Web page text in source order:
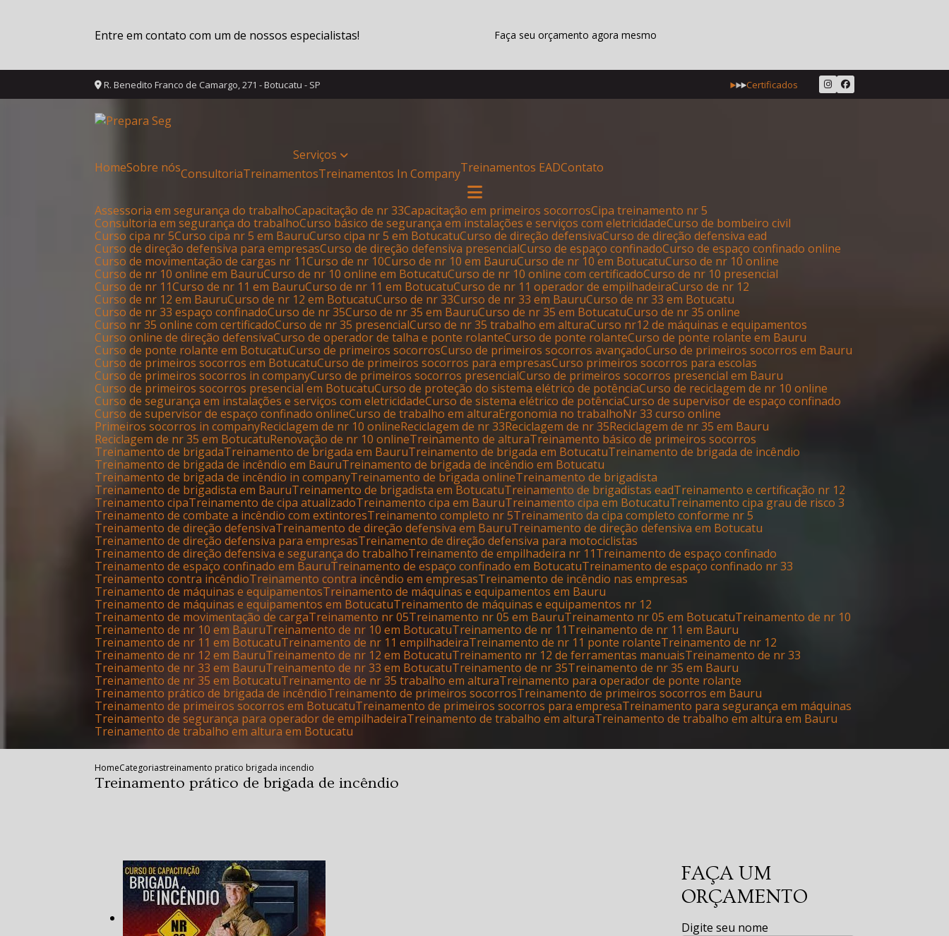
Entre em contato com um de nossos especialistas! Faça seu orçamento agora mesmo
R. Benedito Franco de Camargo, 271 - Botucatu - SP Certificados
Home Sobre nós
Serviços
Consultoria Treinamentos Treinamentos In Company Treinamentos EAD Contato
Assessoria em segurança do trabalho Capacitação de nr 33 Capacitação em primeiros socorros Cipa treinamento nr 5
Consultoria em segurança do trabalho Curso básico de segurança em instalações e serviços com eletricidade Curso de bombeiro civil
Curso cipa nr 5 Curso cipa nr 5 em Bauru Curso cipa nr 5 em Botucatu Curso de direção defensiva Curso de direção defensiva ead
Curso de direção defensiva para empresas Curso de direção defensiva presencial Curso de espaço confinado Curso de espaço confinado online
Curso de movimentação de cargas nr 11 Curso de nr 10 Curso de nr 10 em Bauru Curso de nr 10 em Botucatu Curso de nr 10 online
Curso de nr 10 online em Bauru Curso de nr 10 online em Botucatu Curso de nr 10 online com certificado Curso de nr 10 presencial
Curso de nr 11 Curso de nr 11 em Bauru Curso de nr 11 em Botucatu Curso de nr 11 operador de empilhadeira Curso de nr 12
Curso de nr 12 em Bauru Curso de nr 12 em Botucatu Curso de nr 33 Curso de nr 33 em Bauru Curso de nr 33 em Botucatu
Curso de nr 33 espaço confinado Curso de nr 35 Curso de nr 35 em Bauru Curso de nr 35 em Botucatu Curso de nr 35 online
Curso nr 35 online com certificado Curso de nr 35 presencial Curso de nr 35 trabalho em altura Curso nr12 de máquinas e equipamentos
Curso online de direção defensiva Curso de operador de talha e ponte rolante Curso de ponte rolante Curso de ponte rolante em Bauru
Curso de ponte rolante em Botucatu Curso de primeiros socorros Curso de primeiros socorros avançado Curso de primeiros socorros em Bauru
Curso de primeiros socorros em Botucatu Curso de primeiros socorros para empresas Curso primeiros socorros para escolas
Curso de primeiros socorros in company Curso de primeiros socorros presencial Curso de primeiros socorros presencial em Bauru
Curso de primeiros socorros presencial em Botucatu Curso de proteção do sistema elétrico de potência Curso de reciclagem de nr 10 online
Curso de segurança em instalações e serviços com eletricidade Curso de sistema elétrico de potência Curso de supervisor de espaço confinado
Curso de supervisor de espaço confinado online Curso de trabalho em altura Ergonomia no trabalho
Nr 33 curso online
Primeiros socorros in company Reciclagem de nr 10 online Reciclagem de nr 33 Reciclagem de nr 35 Reciclagem de nr 35 em Bauru
Reciclagem de nr 35 em Botucatu Renovação de nr 10 online Treinamento de altura Treinamento básico de primeiros socorros
Treinamento de brigada Treinamento de brigada em Bauru Treinamento de brigada em Botucatu Treinamento de brigada de incêndio
Treinamento de brigada de incêndio em Bauru Treinamento de brigada de incêndio em Botucatu
Treinamento de brigada de incêndio in company Treinamento de brigada online Treinamento de brigadista
Treinamento de brigadista em Bauru Treinamento de brigadista em Botucatu Treinamento de brigadistas ead Treinamento e certificação nr 12
Treinamento cipa Treinamento de cipa atualizado Treinamento cipa em Bauru Treinamento cipa em Botucatu Treinamento cipa grau de risco 3
Treinamento de combate a incêndio com extintores Treinamento completo nr 5 Treinamento da cipa completo conforme nr 5
Treinamento de direção defensiva Treinamento de direção defensiva em Bauru Treinamento de direção defensiva em Botucatu
Treinamento de direção defensiva para empresas Treinamento de direção defensiva para motociclistas
Treinamento de direção defensiva e segurança do trabalho Treinamento de empilhadeira nr 11
Treinamento de espaço confinado
Treinamento de espaço confinado em Bauru Treinamento de espaço confinado em Botucatu Treinamento de espaço confinado nr 33
Treinamento contra incêndio Treinamento contra incêndio em empresas Treinamento de incêndio nas empresas
Treinamento de máquinas e equipamentos Treinamento de máquinas e equipamentos em Bauru
Treinamento de máquinas e equipamentos em Botucatu Treinamento de máquinas e equipamentos nr 12
Treinamento de movimentação de carga Treinamento nr 05 Treinamento nr 05 em Bauru Treinamento nr 05 em Botucatu Treinamento de nr 10
Treinamento de nr 10 em Bauru Treinamento de nr 10 em Botucatu Treinamento de nr 11
Treinamento de nr 11 em Bauru
Treinamento de nr 11 em Botucatu Treinamento de nr 11 empilhadeira Treinamento de nr 11 ponte rolante Treinamento de nr 12
Treinamento de nr 12 em Bauru Treinamento de nr 12 em Botucatu Treinamento nr 12 de ferramentas manuais Treinamento de nr 33
Treinamento de nr 33 em Bauru Treinamento de nr 33 em Botucatu Treinamento de nr 35 Treinamento de nr 35 em Bauru
Treinamento de nr 35 em Botucatu Treinamento de nr 35 trabalho em altura Treinamento para operador de ponte rolante
Treinamento prático de brigada de incêndio Treinamento de primeiros socorros Treinamento de primeiros socorros em Bauru
Treinamento de primeiros socorros em Botucatu Treinamento de primeiros socorros para empresa Treinamento para segurança em máquinas
Treinamento de segurança para operador de empilhadeira Treinamento de trabalho em altura Treinamento de trabalho em altura em Bauru
Treinamento de trabalho em altura em Botucatu
HomeCategoriastreinamento pratico brigada incendio
Treinamento prático de brigada de incêndio
FAÇA UM
ORÇAMENTO
Digite seu nome